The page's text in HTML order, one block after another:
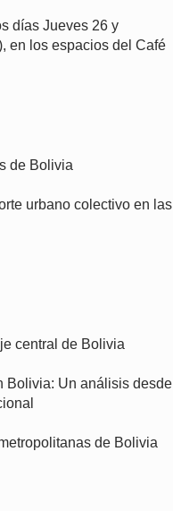
días Jueves 26 y
en los espacios del Café
de Bolivia
urbano colectivo en las
central de Bolivia
Bolivia: Un análisis desde
de Bolivia